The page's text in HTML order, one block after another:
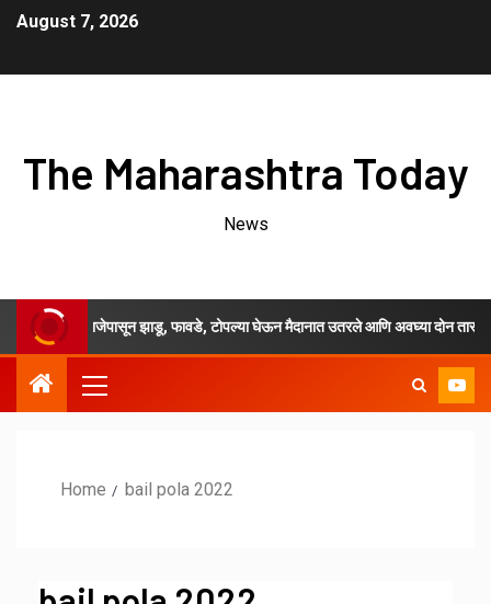
August 7, 2026
The Maharashtra Today
News
७ वाजेपासून झाडू, फावडे, टोपल्या घेऊन मैदानात उतरले आणि अवघ्या दोन तासाच्या
Home bail pola 2022